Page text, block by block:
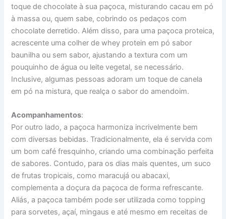
toque de chocolate à sua paçoca, misturando cacau em pó
à massa ou, quem sabe, cobrindo os pedaços com
chocolate derretido. Além disso, para uma paçoca proteica,
acrescente uma colher de whey protein em pó sabor
baunilha ou sem sabor, ajustando a textura com um
pouquinho de água ou leite vegetal, se necessário.
Inclusive, algumas pessoas adoram um toque de canela
em pó na mistura, que realça o sabor do amendoim.
Acompanhamentos:
Por outro lado, a paçoca harmoniza incrivelmente bem
com diversas bebidas. Tradicionalmente, ela é servida com
um bom café fresquinho, criando uma combinação perfeita
de sabores. Contudo, para os dias mais quentes, um suco
de frutas tropicais, como maracujá ou abacaxi,
complementa a doçura da paçoca de forma refrescante.
Aliás, a paçoca também pode ser utilizada como topping
para sorvetes, açaí, mingaus e até mesmo em receitas de